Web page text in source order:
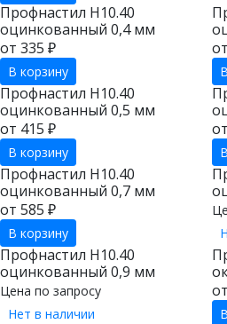
Профнастил Н10.40
оцинкованный 0,4 мм
от 335 ₽
В корзину
Профнастил Н10.40
оцинкованный 0,5 мм
от 415 ₽
В корзину
Профнастил Н10.40
оцинкованный 0,7 мм
от 585 ₽
В корзину
Профнастил Н10.40
оцинкованный 0,9 мм
Цена по запросу
Нет в наличии